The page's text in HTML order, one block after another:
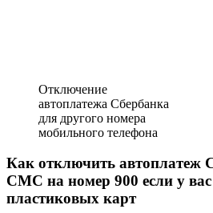
Отключение
автоплатежа Сбербанка
для другого номера
мобильного телефона
Как отключить автоплатеж
СМС на номер 900 если у вас
пластиковых карт